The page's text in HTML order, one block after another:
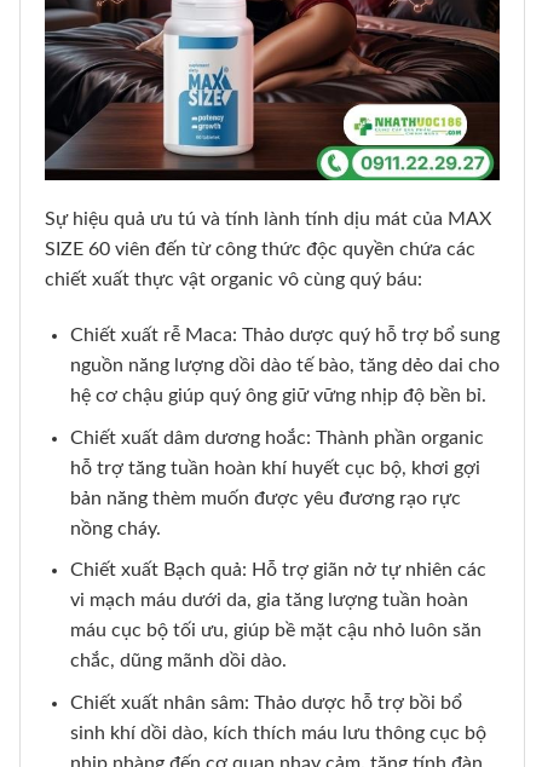
Sự hiệu quả ưu tú và tính lành tính dịu mát của MAX
SIZE 60 viên đến từ công thức độc quyền chứa các
chiết xuất thực vật organic vô cùng quý báu:
Chiết xuất rễ Maca: Thảo dược quý hỗ trợ bổ sung
nguồn năng lượng dồi dào tế bào, tăng dẻo dai cho
hệ cơ chậu giúp quý ông giữ vững nhịp độ bền bỉ.
Chiết xuất dâm dương hoắc: Thành phần organic
hỗ trợ tăng tuần hoàn khí huyết cục bộ, khơi gợi
bản năng thèm muốn được yêu đương rạo rực
nồng cháy.
Chiết xuất Bạch quả: Hỗ trợ giãn nở tự nhiên các
vi mạch máu dưới da, gia tăng lượng tuần hoàn
máu cục bộ tối ưu, giúp bề mặt cậu nhỏ luôn săn
chắc, dũng mãnh dồi dào.
Chiết xuất nhân sâm: Thảo dược hỗ trợ bồi bổ
sinh khí dồi dào, kích thích máu lưu thông cục bộ